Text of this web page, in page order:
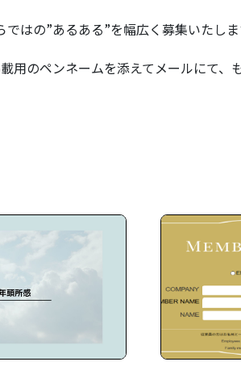
はの”あるある”を幅広く募集いたし
用のペンネームを添えてメールにて、